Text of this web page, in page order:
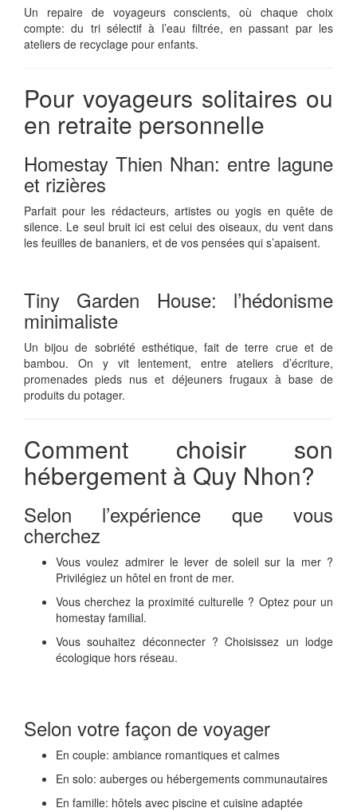
Un repaire de voyageurs conscients, où chaque choix
compte: du tri sélectif à l’eau filtrée, en passant par les
ateliers de recyclage pour enfants.
Pour voyageurs solitaires ou
en retraite personnelle
Homestay Thien Nhan: entre lagune
et rizières
Parfait pour les rédacteurs, artistes ou yogis en quête de
silence. Le seul bruit ici est celui des oiseaux, du vent dans
les feuilles de bananiers, et de vos pensées qui s’apaisent.
Tiny Garden House: l’hédonisme
minimaliste
Un bijou de sobriété esthétique, fait de terre crue et de
bambou. On y vit lentement, entre ateliers d’écriture,
promenades pieds nus et déjeuners frugaux à base de
produits du potager.
Comment choisir son
hébergement à Quy Nhon?
Selon l’expérience que vous
cherchez
Vous voulez admirer le lever de soleil sur la mer ?
Privilégiez un hôtel en front de mer.
Vous cherchez la proximité culturelle ? Optez pour un
homestay familial.
Vous souhaitez déconnecter ? Choisissez un lodge
écologique hors réseau.
Selon votre façon de voyager
En couple: ambiance romantiques et calmes
En solo: auberges ou hébergements communautaires
En famille: hôtels avec piscine et cuisine adaptée